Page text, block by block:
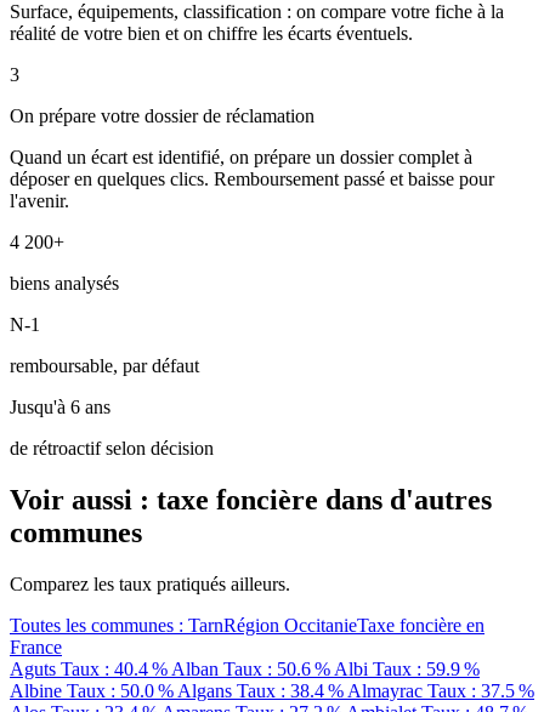
Surface, équipements, classification : on compare votre fiche à la
réalité de votre bien et on chiffre les écarts éventuels.
3
On prépare votre dossier de réclamation
Quand un écart est identifié, on prépare un dossier complet à
déposer en quelques clics. Remboursement passé et baisse pour
l'avenir.
4 200+
biens analysés
N-1
remboursable, par défaut
Jusqu'à 6 ans
de rétroactif selon décision
Voir aussi : taxe foncière dans d'autres
communes
Comparez les taux pratiqués ailleurs.
Toutes les communes : TarnRégion OccitanieTaxe foncière en
France
Aguts Taux : 40.4 % Alban Taux : 50.6 % Albi Taux : 59.9 %
Albine Taux : 50.0 % Algans Taux : 38.4 % Almayrac Taux : 37.5 %